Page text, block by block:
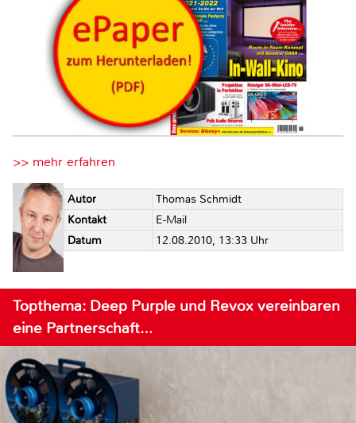
>> mehr erfahren
Autor
Thomas Schmidt
Kontakt
E-Mail
Datum
12.08.2010, 13:33 Uhr
Topthema: Deep Purple und Revox vereinbaren
eine Partnerschaft…